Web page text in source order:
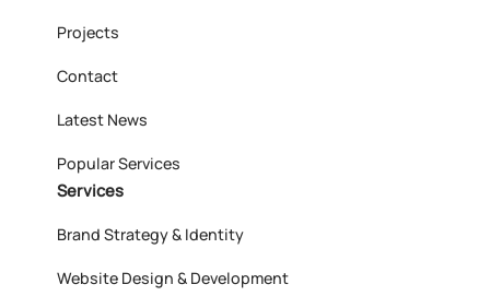
Projects
Contact
Latest News
Popular Services
Services
Brand Strategy & Identity
Website Design & Development